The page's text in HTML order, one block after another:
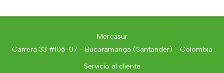
Mercasur
Carrera 33 #106-07 - Bucaramanga (Santander) - Colombia
Servicio al cliente